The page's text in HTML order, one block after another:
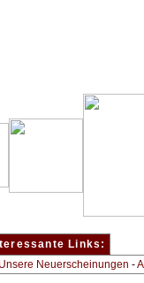
Links:
Unsere Neuerscheinungen -